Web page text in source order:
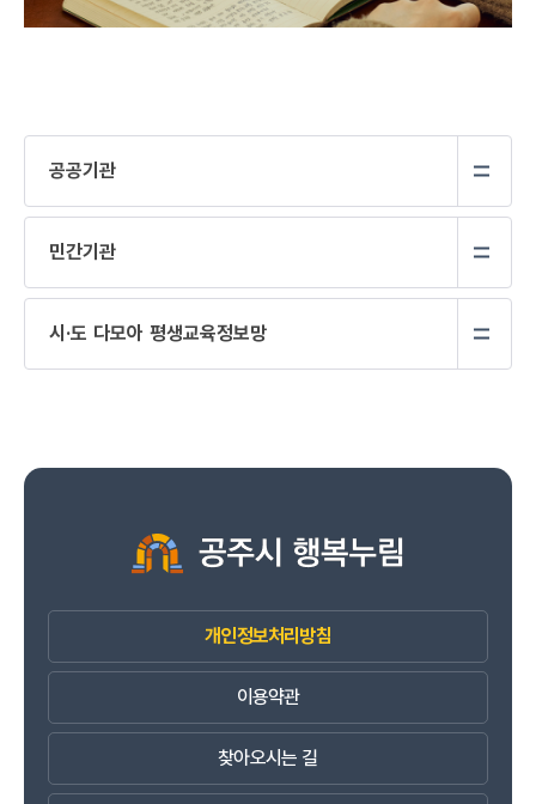
공공기관
민간기관
시·도 다모아 평생교육정보망
개인정보처리방침
이용약관
찾아오시는 길